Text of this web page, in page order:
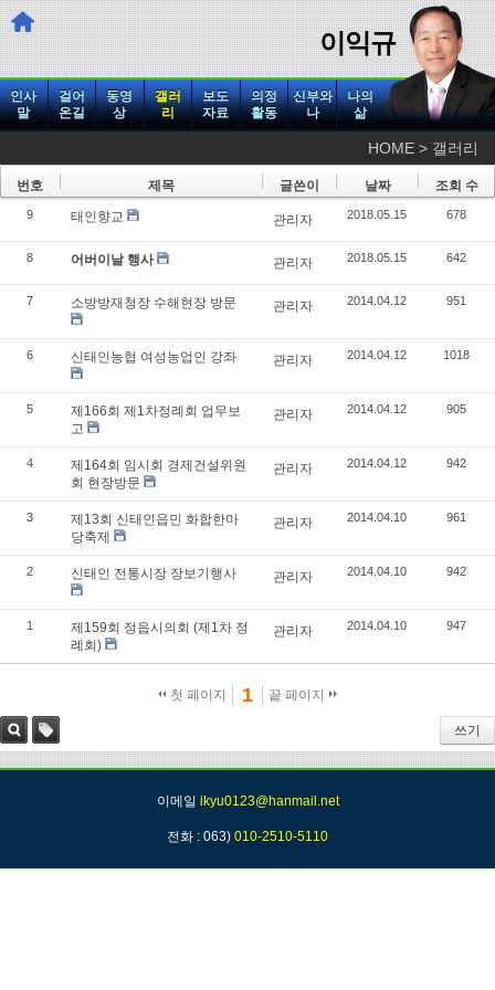
이익규
인사
말
걸어
온길
동영
상
갤러
리
보도
자료
의정
활동
신부와
나
나의
삶
HOME > 갤러리
번호 제목 글쓴이 날짜 조회 수
9 태인향교 관리자 2018.05.15 678
8 어버이날 행사 관리자 2018.05.15 642
7 소방방재청장 수해현장 방문 관리자 2014.04.12 951
6 신태인농협 여성농업인 강좌 관리자 2014.04.12 1018
5
제166회 제1차정례회 업무보
고
관리자 2014.04.12 905
4
제164회 임시회 경제건설위원
회 현장방문
관리자 2014.04.12 942
3
제13회 신태인읍민 화합한마
당축제
관리자 2014.04.10 961
2 신태인 전통시장 장보기행사 관리자 2014.04.10 942
1
제159회 정읍시의회 (제1차 정
례회)
관리자 2014.04.10 947
첫 페이지 1 끝 페이지
쓰기
검색 태그
이메일 ikyu0123@hanmail.net
전화 : 063) 010-2510-5110